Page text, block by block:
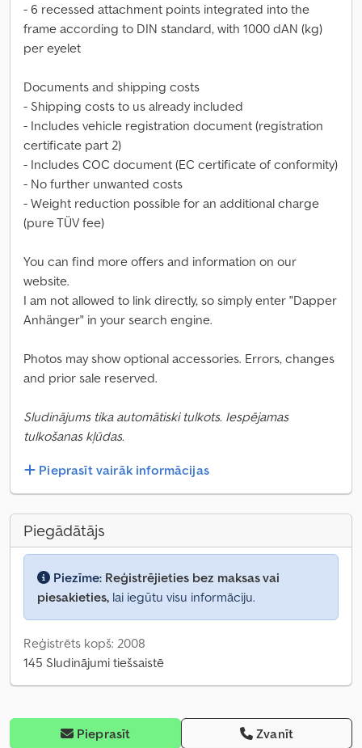
- 6 recessed attachment points integrated into the
frame according to DIN standard, with 1000 dAN (kg)
per eyelet
Documents and shipping costs
- Shipping costs to us already included
- Includes vehicle registration document (registration
certificate part 2)
- Includes COC document (EC certificate of conformity)
- No further unwanted costs
- Weight reduction possible for an additional charge
(pure TÜV fee)
You can find more offers and information on our
website.
I am not allowed to link directly, so simply enter "Dapper
Anhänger" in your search engine.
Photos may show optional accessories. Errors, changes
and prior sale reserved.
Sludinājums tika automātiski tulkots. Iespējamas
tulkošanas kļūdas.
Pieprasīt vairāk informācijas
Piegādātājs
Piezīme: Reģistrējieties bez maksas vai
piesakieties, lai iegūtu visu informāciju.
Reģistrēts kopš: 2008
145 Sludinājumi tiešsaistē
Pieprasīt Zvanīt